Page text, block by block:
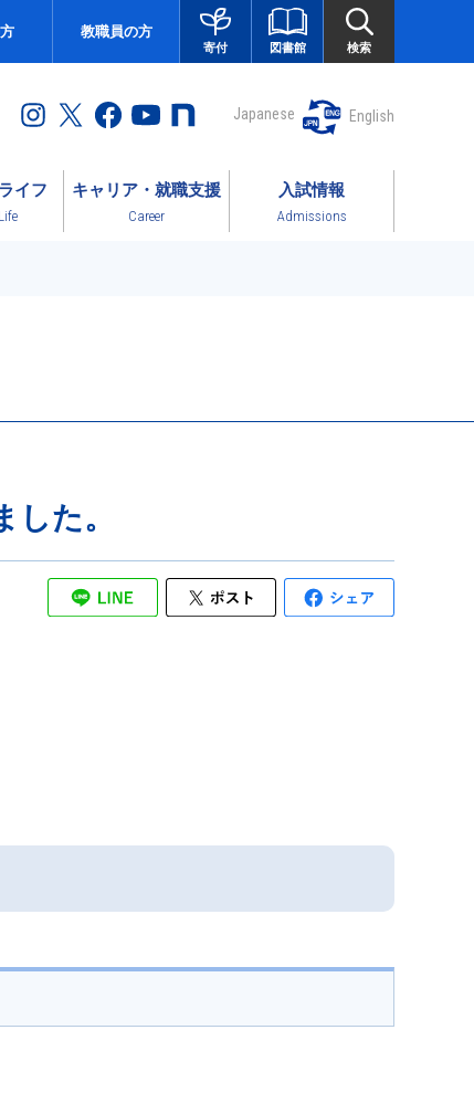
教職員の方
寄付 図書館 検索
Japanese English
イフ キャリア・就職支援
Career
入試情報
Admissions
た。